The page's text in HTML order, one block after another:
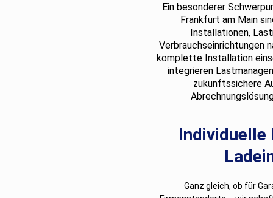
Ein besonderer
Frankfurt am Main
Installationen,
Verbrauchseinrichtungen
komplette Installation
integrieren
zukunftssichere
Individuelle
Ganz gleich, ob für